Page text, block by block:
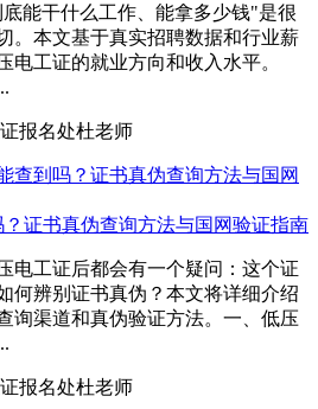
能干什么工作、能拿多少钱"是很
。本文基于真实招聘数据和行业薪
电工证的就业方向和收入水平。
报名处杜老师
证书真伪查询方法与国网验证指南
电工证后都会有一个疑问：这个证
何辨别证书真伪？本文将详细介绍
询渠道和真伪验证方法。一、低压
报名处杜老师